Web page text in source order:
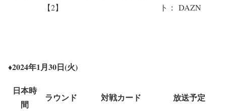
【2】
ト： DAZN
♦2024年1月30日(火)
日本時
間
ラウンド 対戦カード 放送予定